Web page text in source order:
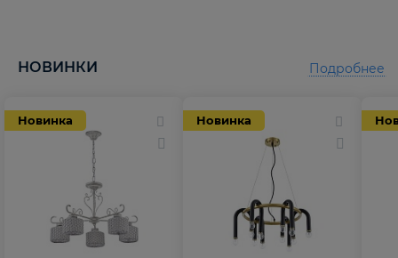
НОВИНКИ
Новинка Новинка
Подробнее